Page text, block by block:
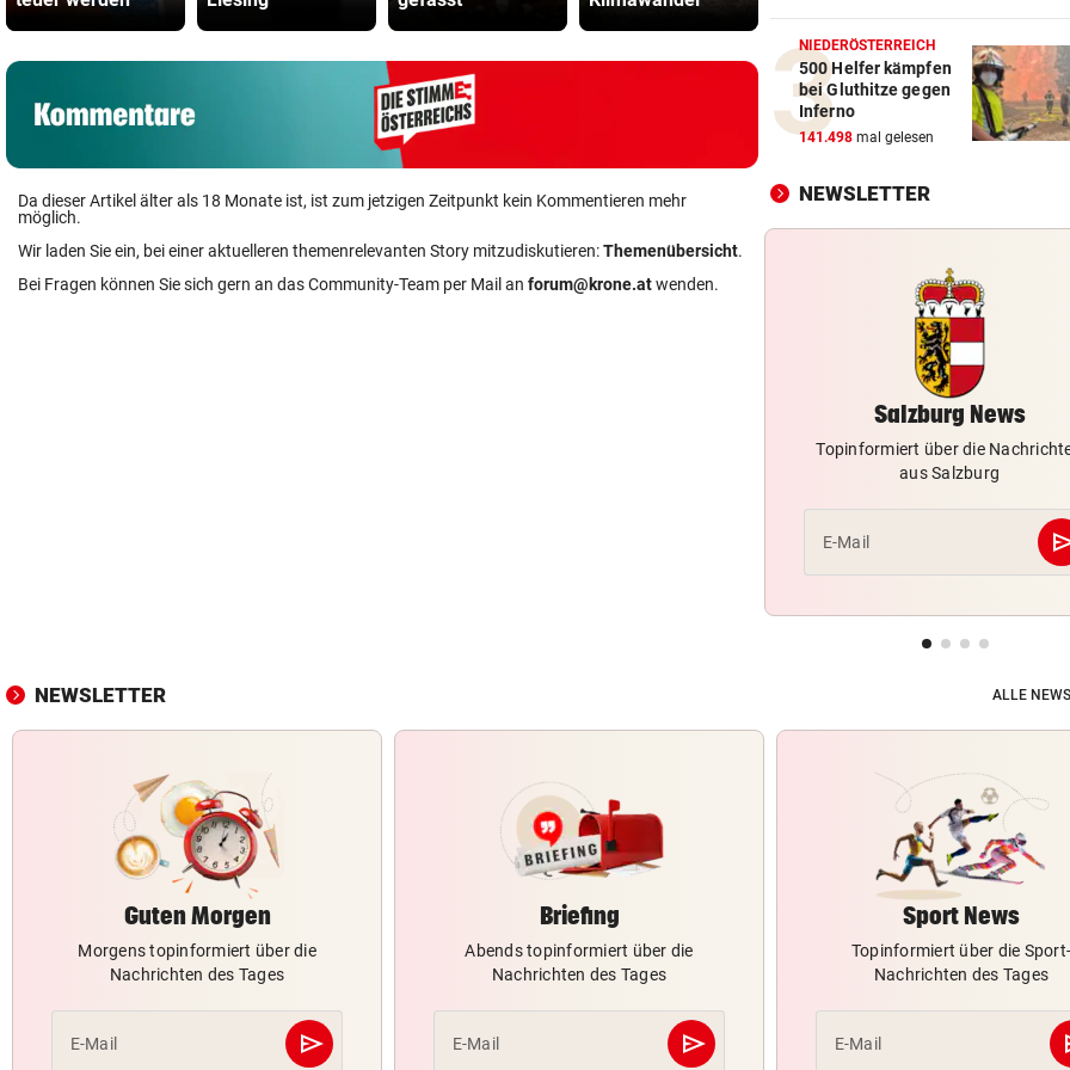
Da dieser Artikel älter als 18 Monate ist, ist zum jetzigen Zeitpunkt kein Kommentieren mehr
möglich.
Wir laden Sie ein, bei einer aktuelleren themenrelevanten Story mitzudiskutieren:Themenübersicht.
Bei Fragen können Sie sich gern an das Community-Team per Mail an forum@krone.atwenden.
Der Tag danach: „Es sieht
am Schlachtfeld“
IN SALZBURG-STADT vor
Bekiffter 16-Jähriger mit
ELEKTRONIK WURDE NASS
Nächstes Gewitter legte
Obusse erneut lahm
GELDKASSE GESTOHLEN
Einbruch bei Wasserrettung:
sind fassungslos“
NIEDERÖSTERREICH
500 Helfer kämpfen
bei Gluthitze gegen
Inferno
141.498 mal gelesen
NEWSLETTER
Salzburg News
Topinformiert über die
aus Salzburg
E-Mail
NEWSLETTER ALLE
Guten Morgen
Morgens topinformiert über die
Nachrichten des Tages
E-Mail send
Abschicken
Briefing
Abends topinformiert über die
Nachrichten des Tages
E-Mail send
Abschicken
Sport News
Topinformiert über die Sport-
Nachrichten des Tages
E-Mail